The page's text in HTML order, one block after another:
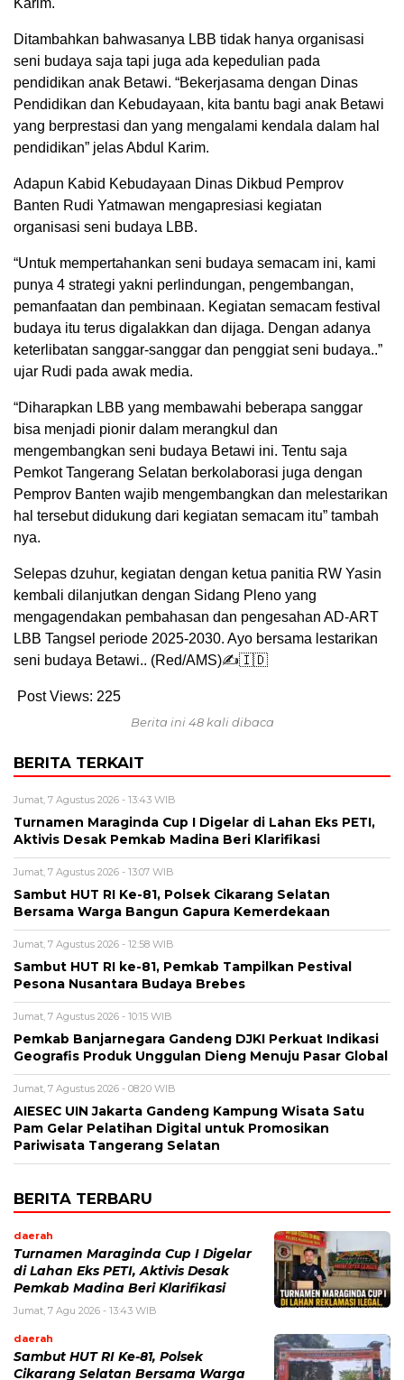
Karim.
Ditambahkan bahwasanya LBB tidak hanya organisasi
seni budaya saja tapi juga ada kepedulian pada
pendidikan anak Betawi. “Bekerjasama dengan Dinas
Pendidikan dan Kebudayaan, kita bantu bagi anak Betawi
yang berprestasi dan yang mengalami kendala dalam hal
pendidikan” jelas Abdul Karim.
Adapun Kabid Kebudayaan Dinas Dikbud Pemprov
Banten Rudi Yatmawan mengapresiasi kegiatan
organisasi seni budaya LBB.
“Untuk mempertahankan seni budaya semacam ini, kami
punya 4 strategi yakni perlindungan, pengembangan,
pemanfaatan dan pembinaan. Kegiatan semacam festival
budaya itu terus digalakkan dan dijaga. Dengan adanya
keterlibatan sanggar-sanggar dan penggiat seni budaya..”
ujar Rudi pada awak media.
“Diharapkan LBB yang membawahi beberapa sanggar
bisa menjadi pionir dalam merangkul dan
mengembangkan seni budaya Betawi ini. Tentu saja
Pemkot Tangerang Selatan berkolaborasi juga dengan
Pemprov Banten wajib mengembangkan dan melestarikan
hal tersebut didukung dari kegiatan semacam itu” tambah
nya.
Selepas dzuhur, kegiatan dengan ketua panitia RW Yasin
kembali dilanjutkan dengan Sidang Pleno yang
mengagendakan pembahasan dan pengesahan AD-ART
LBB Tangsel periode 2025-2030. Ayo bersama lestarikan
seni budaya Betawi.. (Red/AMS)✍🇮🇩
Post Views: 225
Berita ini 48 kali dibaca
BERITA TERKAIT
Jumat, 7 Agustus 2026 - 13:43 WIB
Turnamen Maraginda Cup I Digelar di Lahan Eks PETI,
Aktivis Desak Pemkab Madina Beri Klarifikasi
Jumat, 7 Agustus 2026 - 13:07 WIB
Sambut HUT RI Ke-81, Polsek Cikarang Selatan
Bersama Warga Bangun Gapura Kemerdekaan
Jumat, 7 Agustus 2026 - 12:58 WIB
Sambut HUT RI ke-81, Pemkab Tampilkan Pestival
Pesona Nusantara Budaya Brebes
Jumat, 7 Agustus 2026 - 10:15 WIB
Pemkab Banjarnegara Gandeng DJKI Perkuat Indikasi
Geografis Produk Unggulan Dieng Menuju Pasar Global
Jumat, 7 Agustus 2026 - 08:20 WIB
AIESEC UIN Jakarta Gandeng Kampung Wisata Satu
Pam Gelar Pelatihan Digital untuk Promosikan
Pariwisata Tangerang Selatan
BERITA TERBARU
daerah
Turnamen Maraginda Cup I Digelar
di Lahan Eks PETI, Aktivis Desak
Pemkab Madina Beri Klarifikasi
Jumat, 7 Agu 2026 - 13:43 WIB
daerah
Sambut HUT RI Ke-81, Polsek
Cikarang Selatan Bersama Warga